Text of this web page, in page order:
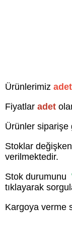
Ürünlerimiz adet
Fiyatlar adet
Ürünler siparişe
Stoklar
verilmektedir.
Stok durumunu
tıklayarak
Kargoya verme